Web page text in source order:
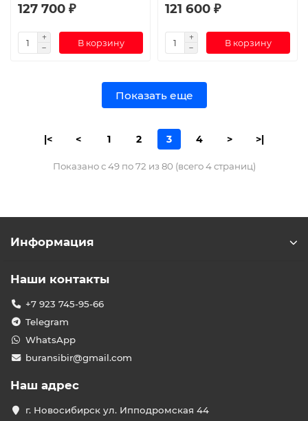
127 700 ₽
В корзину
121 600 ₽
В корзину
Показать еще
|< < 1 2 3 4 > >|
Показано с 49 по 72 из 80 (всего 4 страниц)
Информация
Наши контакты
+7 923 745-95-66
Telegram
WhatsApp
buransibir@gmail.com
Наш адрес
г. Новосибирск ул. Ипподромская 44